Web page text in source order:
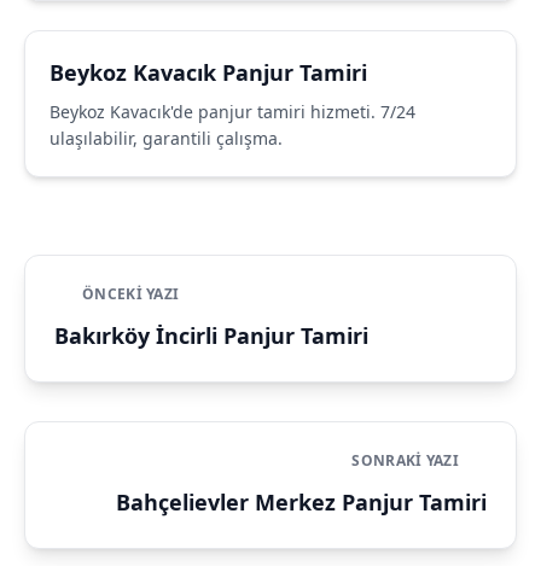
Beykoz Kavacık Panjur Tamiri
Beykoz Kavacık'de panjur tamiri hizmeti. 7/24
ulaşılabilir, garantili çalışma.
ÖNCEKI YAZI
Bakırköy İncirli Panjur Tamiri
SONRAKI YAZI
Bahçelievler Merkez Panjur Tamiri